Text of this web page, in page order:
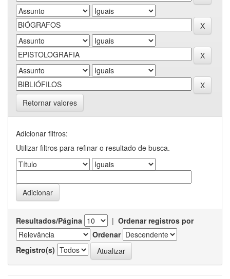
Retornar valores
Adicionar filtros:
Utilizar filtros para refinar o resultado de busca.
Resultados/Página | Ordenar registros por
Ordenar
Registro(s)